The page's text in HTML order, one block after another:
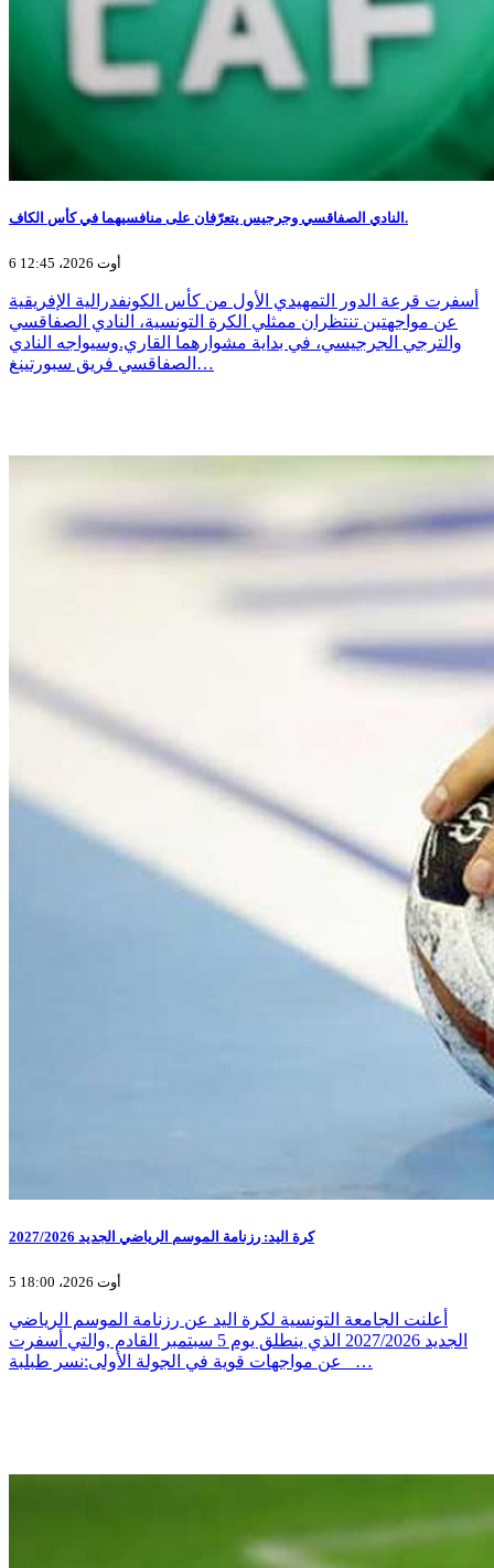
النادي الصفاقسي وجرجيس يتعرّفان على منافسيهما في كأس الكاف.
6 أوت 2026، 12:45
أسفرت قرعة الدور التمهيدي الأول من كأس الكونفدرالية الإفريقية
عن مواجهتين تنتظران ممثلي الكرة التونسية، النادي الصفاقسي
والترجي الجرجيسي، في بداية مشوارهما القاري.وسيواجه النادي
الصفاقسي فريق سبورتينغ…
كرة اليد: رزنامة الموسم الرياضي الجديد 2027/2026
5 أوت 2026، 18:00
أعلنت الجامعة التونسية لكرة اليد عن رزنامة الموسم الرياضي
الجديد 2027/2026 الذي ينطلق يوم 5 سبتمبر القادم ,والتي أسفرت
عن مواجهات قوية في الجولة الأولى:نسر طبلبة _…